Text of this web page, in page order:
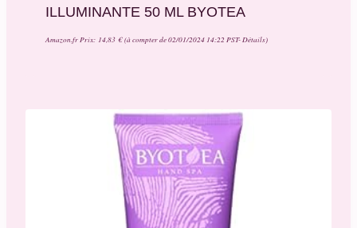
ILLUMINANTE 50 ML BYOTEA
Amazon.fr Prix: 14,83 €(à compter de 02/01/2024 14:22 PST-Détails)